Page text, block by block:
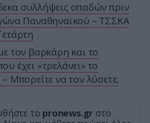
συλλήψεις οπαδών πριν
Παναθηναϊκού – ΤΣΣΚΑ
τον βαρκάρη και το
έχει «τρελάνει» το
Μπορείτε να τον λύσετε;
το pronews.gr στο